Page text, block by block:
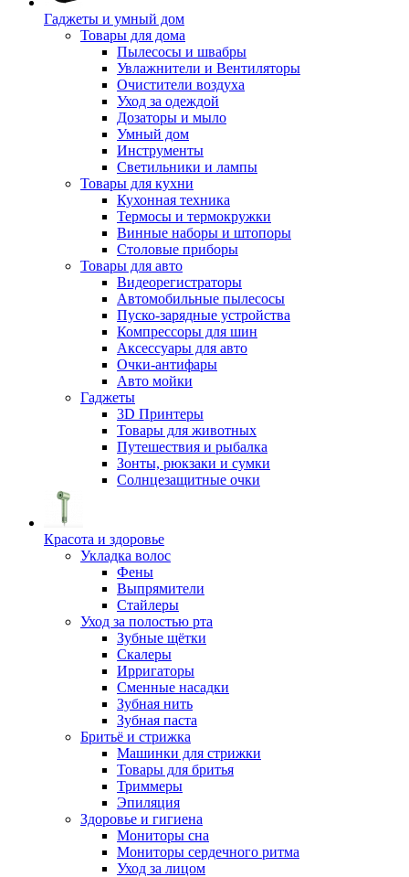
Гаджеты и умный дом
Товары для дома
Пылесосы и швабры
Увлажнители и Вентиляторы
Очистители воздуха
Уход за одеждой
Дозаторы и мыло
Умный дом
Инструменты
Светильники и лампы
Товары для кухни
Кухонная техника
Термосы и термокружки
Винные наборы и штопоры
Столовые приборы
Товары для авто
Видеорегистраторы
Автомобильные пылесосы
Пуско-зарядные устройства
Компрессоры для шин
Аксессуары для авто
Очки-антифары
Авто мойки
Гаджеты
3D Принтеры
Товары для животных
Путешествия и рыбалка
Зонты, рюкзаки и сумки
Солнцезащитные очки
Красота и здоровье
Укладка волос
Фены
Выпрямители
Стайлеры
Уход за полостью рта
Зубные щётки
Скалеры
Ирригаторы
Сменные насадки
Зубная нить
Зубная паста
Бритьё и стрижка
Машинки для стрижки
Товары для бритья
Триммеры
Эпиляция
Здоровье и гигиена
Мониторы сна
Мониторы сердечного ритма
Уход за лицом